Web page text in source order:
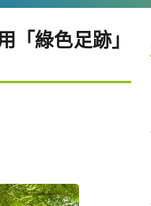
「綠色足跡」